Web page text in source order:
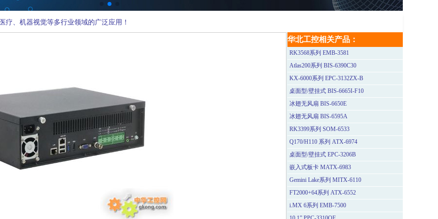
疗、机器视觉等多行业领域的广泛应用！
华北工控相关产品：
RK3568系列 EMB-3581
Atlas200系列 BIS-6390C30
KX-6000系列 EPC-3132ZX-B
桌面型/壁挂式 BIS-6665I-F10
冰翅无风扇 BIS-6650E
冰翅无风扇 BIS-6595A
RK3399系列 SOM-6533
Q170/H110 系列 ATX-6974
桌面型/壁挂式 EPC-3206B
嵌入式板卡 MATX-6983
Gemini Lake系列 MITX-6110
FT2000+64系列 ATX-6552
i.MX 6系列 EMB-7500